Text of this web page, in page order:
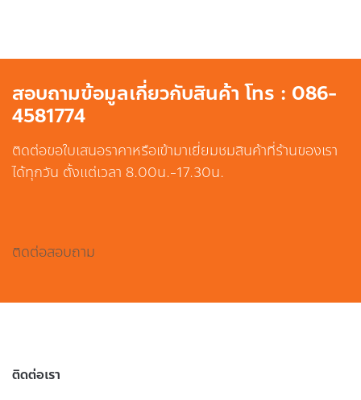
สอบถามข้อมูลเกี่ยวกับสินค้า โทร : 086-
4581774
ติดต่อขอใบเสนอราคาหรือเข้ามาเยี่ยมชมสินค้าที่ร้านของเรา
ได้ทุกวัน ตั้งแต่เวลา 8.00น.-17.30น.
ติดต่อสอบถาม
ติดต่อเรา